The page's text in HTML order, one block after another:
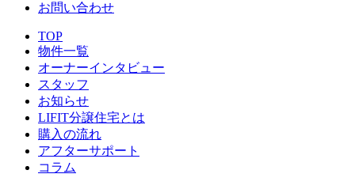
お問い合わせ
TOP
物件一覧
オーナーインタビュー
スタッフ
お知らせ
LIFIT分譲住宅とは
購入の流れ
アフターサポート
コラム